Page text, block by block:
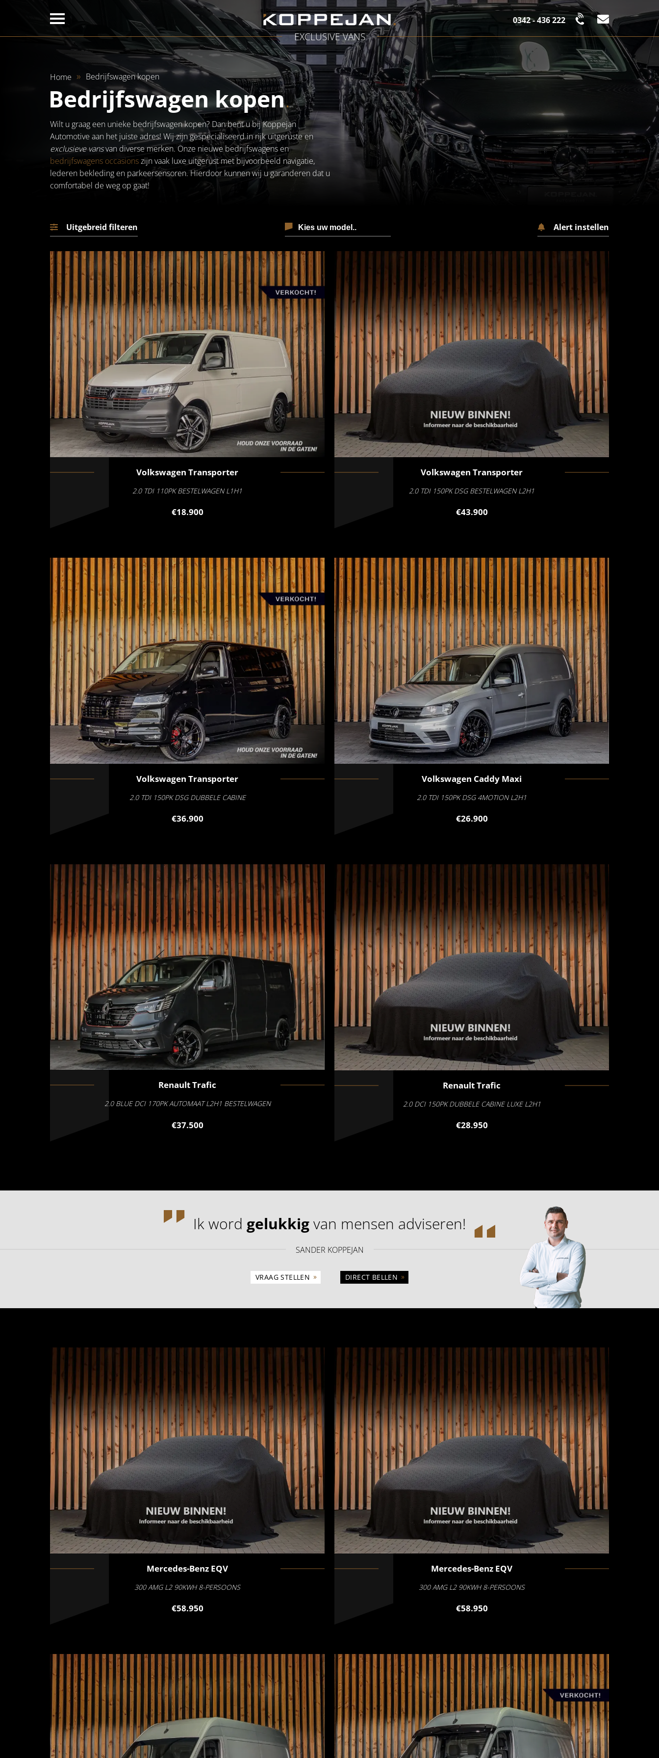
EXCLUSIVE VANS
0342 - 436 222
Home Bedrijfswagen kopen
Bedrijfswagen kopen.
Wilt u graag een unieke bedrijfswagen kopen? Dan bent u bij Koppejan
Automotive aan het juiste adres! Wij zijn gespecialiseerd in rijk uitgeruste en
exclusieve vansvan diverse merken. Onze nieuwe bedrijfswagens en
bedrijfswagens occasionszijn vaak luxe uitgerust met bijvoorbeeld navigatie,
lederen bekleding en parkeersensoren. Hierdoor kunnen wij u garanderen dat u
comfortabel de weg op gaat!
Uitgebreid filteren Alert instellen
Volkswagen Transporter
2.0 TDI 110PK BESTELWAGEN L1H1
€18.900
Volkswagen Transporter
2.0 TDI 150PK DSG BESTELWAGEN L2H1
€43.900
Volkswagen Transporter
2.0 TDI 150PK DSG DUBBELE CABINE
€36.900
Volkswagen Caddy Maxi
2.0 TDI 150PK DSG 4MOTION L2H1
€26.900
RenaultTrafic
2.0 BLUE DCI 170PK AUTOMAAT L2H1 BESTELWAGEN
€37.500
RenaultTrafic
2.0 DCI 150PK DUBBELE CABINE LUXE L2H1
€28.950
Ik word gelukkigvan mensen adviseren!
SANDER KOPPEJAN
VRAAG STELLEN » DIRECT BELLEN »
Mercedes-Benz EQV
300 AMG L2 90KWH 8-PERSOONS
€58.950
Mercedes-Benz EQV
300 AMG L2 90KWH 8-PERSOONS
€58.950